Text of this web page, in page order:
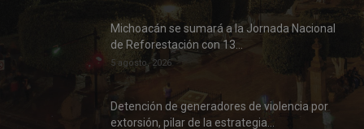
Michoacán se sumará a la Jornada Nacional
de Reforestación con 13...
5 agosto, 2026
Detención de generadores de violencia por
extorsión, pilar de la estrategia...